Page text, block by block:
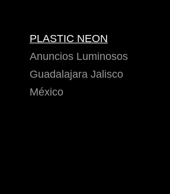
PLASTIC NEON
Anuncios Luminosos
Guadalajara Jalisco
México